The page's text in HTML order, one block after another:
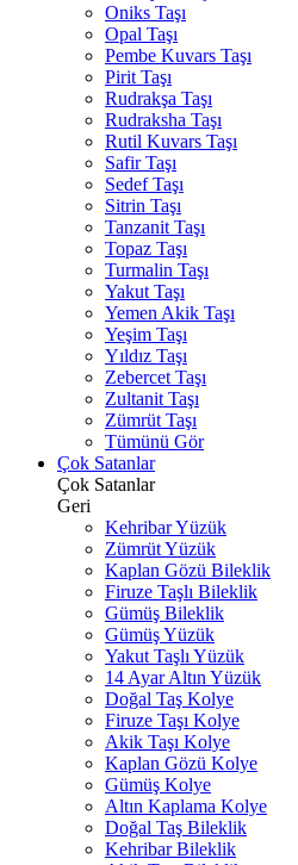
Oniks Taşı
Opal Taşı
Pembe Kuvars Taşı
Pirit Taşı
Rudrakşa Taşı
Rudraksha Taşı
Rutil Kuvars Taşı
Safir Taşı
Sedef Taşı
Sitrin Taşı
Tanzanit Taşı
Topaz Taşı
Turmalin Taşı
Yakut Taşı
Yemen Akik Taşı
Yeşim Taşı
Yıldız Taşı
Zebercet Taşı
Zultanit Taşı
Zümrüt Taşı
Tümünü Gör
Çok Satanlar
Çok Satanlar
Geri
Kehribar Yüzük
Zümrüt Yüzük
Kaplan Gözü Bileklik
Firuze Taşlı Bileklik
Gümüş Bileklik
Gümüş Yüzük
Yakut Taşlı Yüzük
14 Ayar Altın Yüzük
Doğal Taş Kolye
Firuze Taşı Kolye
Akik Taşı Kolye
Kaplan Gözü Kolye
Gümüş Kolye
Altın Kaplama Kolye
Doğal Taş Bileklik
Kehribar Bileklik